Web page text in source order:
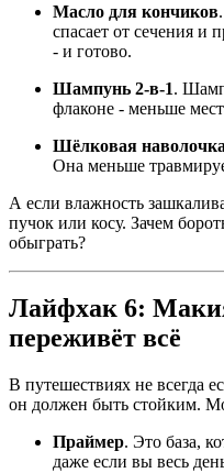
Масло для кончиков
спасает от сечения и
- и готово.
Шампунь 2-в-1.
флаконе - меньше
Шёлковая наволочка
Она меньше
А если влажность
пучок или косу. Зачем
обыграть?
Лайфхак 6:
переживёт всё
В путешествиях не всегда
он должен быть стойким.
Праймер. Это база,
даже если вы весь